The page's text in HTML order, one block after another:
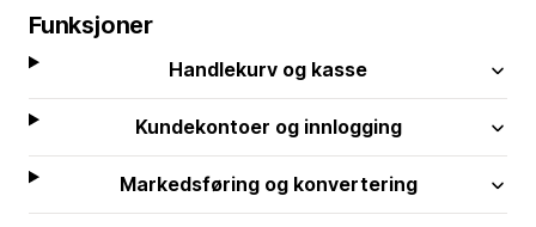
Funksjoner
Handlekurv og kasse
Kundekontoer og innlogging
Markedsføring og konvertering